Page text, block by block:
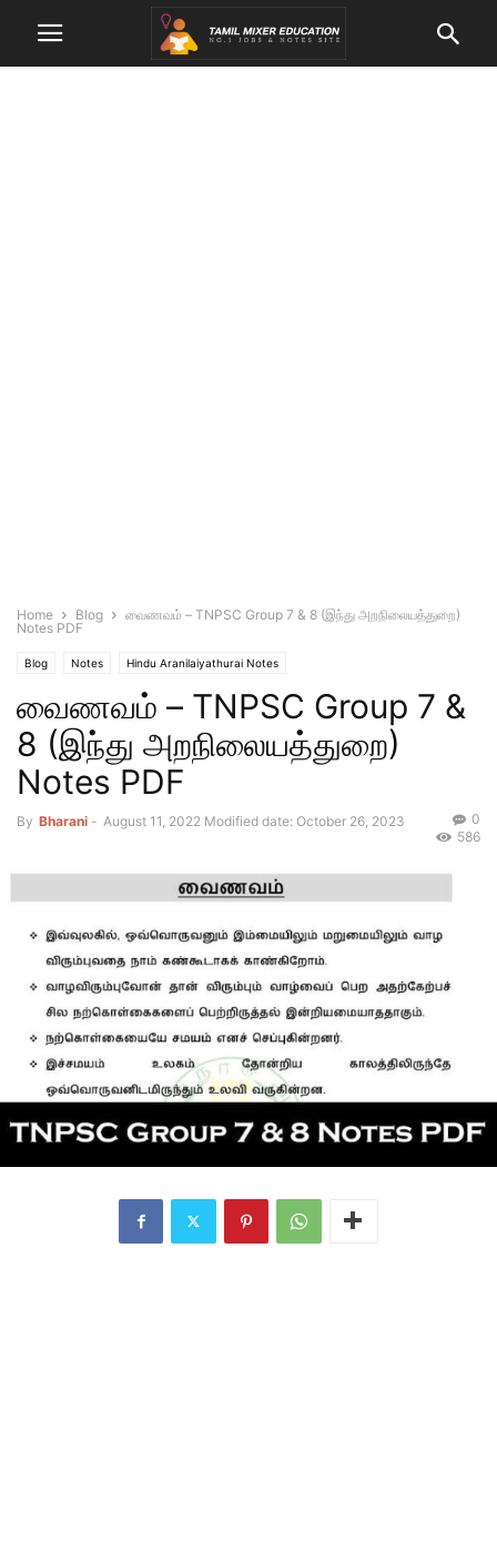
Home Blog
வைணவம் – TNPSC Group 7 & 8 (இந்து அறநிலையத்துறை)
Notes PDF
Blog Notes Hindu Aranilaiyathurai Notes
வைணவம் – TNPSC Group 7 &
8 (இந்து அறநிலையத்துறை)
Notes PDF
By Bharani - August 11, 2022 Modified date: October 26, 2023
0
586